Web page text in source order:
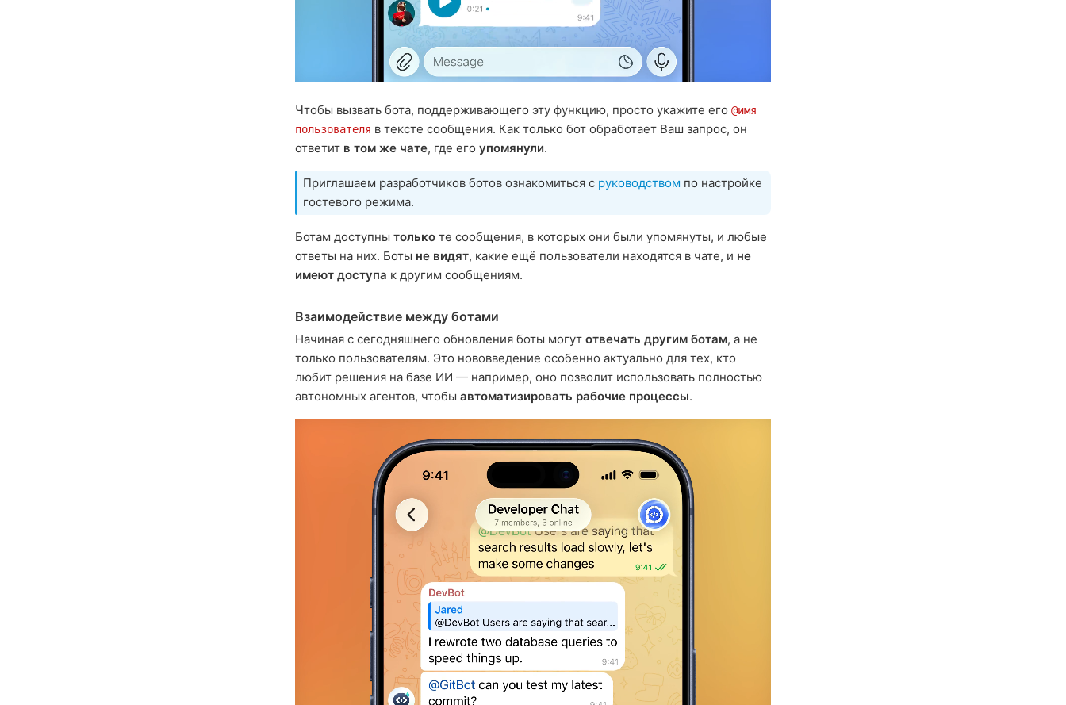
Чтобы вызвать бота, поддерживающего эту функцию, просто укажите его @имя
пользователя в тексте сообщения. Как только бот обработает Ваш запрос, он
ответит в том же чате, где его упомянули.
Приглашаем разработчиков ботов ознакомиться с руководством по настройке
гостевого режима.
Ботам доступны только те сообщения, в которых они были упомянуты, и любые
ответы на них. Боты не видят, какие ещё пользователи находятся в чате, и не
имеют доступа к другим сообщениям.
Взаимодействие между ботами
Начиная с сегодняшнего обновления боты могут отвечать другим ботам, а не
только пользователям. Это нововведение особенно актуально для тех, кто
любит решения на базе ИИ — например, оно позволит использовать полностью
автономных агентов, чтобы автоматизировать рабочие процессы.